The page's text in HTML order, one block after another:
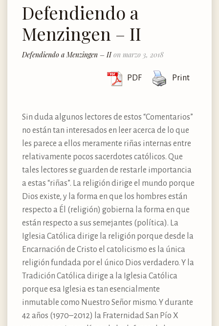
Defendiendo a
Menzingen – II
Defendiendo a Menzingen – IIon marzo 3, 2018
PDF Print
Sin duda algunos lectores de estos “Comentarios”
no están tan interesados en leer acerca de lo que
les parece a ellos meramente riñas internas entre
relativamente pocos sacerdotes católicos. Que
tales lectores se guarden de restarle importancia
a estas “riñas”. La religión dirige el mundo porque
Dios existe, y la forma en que los hombres están
respecto a Él (religión) gobierna la forma en que
están respecto a sus semejantes (política). La
Iglesia Católica dirige la religión porque desde la
Encarnación de Cristo el catolicismo es la única
religión fundada por el único Dios verdadero. Y la
Tradición Católica dirige a la Iglesia Católica
porque esa Iglesia es tan esencialmente
inmutable como Nuestro Señor mismo. Y durante
42 años (1970–2012) la Fraternidad San Pío X